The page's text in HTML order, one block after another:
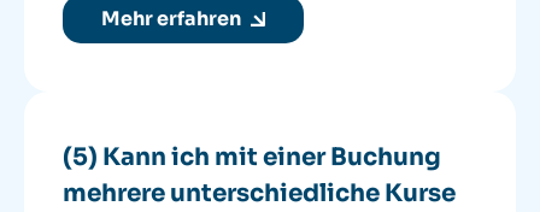
Mehr erfahren
(5) Kann ich mit einer Buchung
mehrere unterschiedliche Kurse